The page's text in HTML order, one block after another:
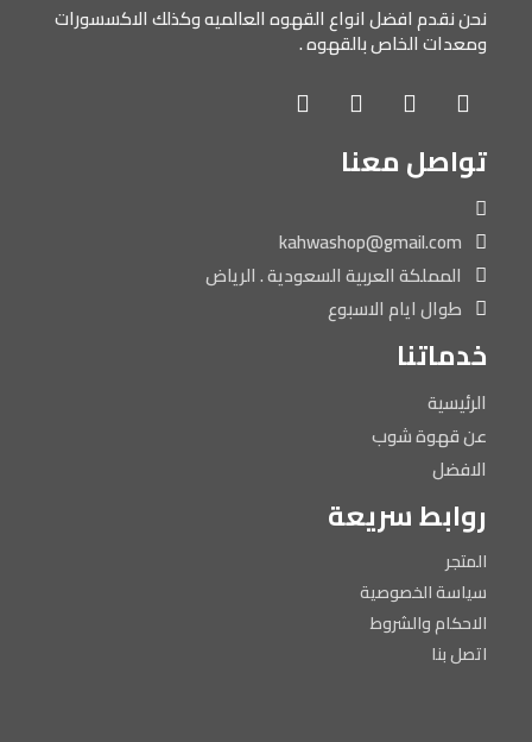
نحن نقدم افضل انواع القهوه العالميه وكذلك الاكسسورات
ومعدات الخاص بالقهوه .
تواصل معنا
kahwashop@gmail.com
المملكة العربية السعودية . الرياض
طوال ايام الاسبوع
خدماتنا
الرئيسية
عن قهوة شوب
الافضل
روابط سريعة
المتجر
سياسة الخصوصية
الاحكام والشروط
اتصل بنا